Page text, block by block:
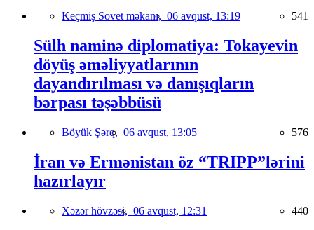
Keçmiş Sovet məkanı, 06 avqust, 13:19 541
Sülh naminə diplomatiya: Tokayevin
döyüş əməliyyatlarının
dayandırılması və danışıqların
bərpası təşəbbüsü
Böyük Şərq, 06 avqust, 13:05 576
İran və Ermənistan öz “TRIPP”lərini
hazırlayır
Xəzər hövzəsi, 06 avqust, 12:31 440